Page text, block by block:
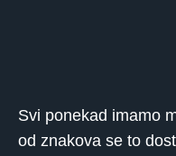
Svi ponekad imamo
od znakova se to